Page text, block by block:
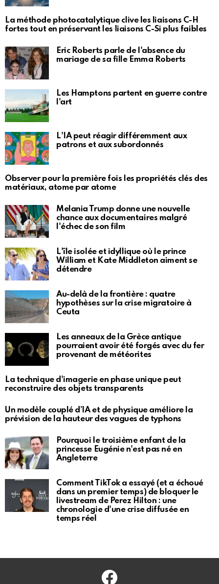
La méthode photocatalytique clive les liaisons C-H
fortes tout en préservant les liaisons C-Si plus faibles
Eric Roberts parle de l'absence du
mariage de sa fille Emma Roberts
Les Hamptons partent en guerre contre
l'art
L'IA peut réagir différemment aux
patrons et aux subordonnés
Observer pour la première fois les propriétés clés des
matériaux, atome par atome
Melania Trump donne une nouvelle
chance aux documentaires malgré
l'échec de son film
L'île isolée et idyllique où le prince
William et Kate Middleton aiment se
détendre
Au-delà de la frontière : quatre
hypothèses sur la crise migratoire à
Ceuta
Les anneaux de la Grèce antique
pourraient avoir été forgés avec du fer
provenant de météorites
La technique d'imagerie en phase unique peut
reconstruire des objets transparents
Un modèle couplé d’IA et de physique améliore la
prévision de la hauteur des vagues de typhons
Pourquoi le troisième enfant de la
princesse Eugénie n'est pas né en
Angleterre
Comment TikTok a essayé (et a échoué
dans un premier temps) de bloquer le
livestream de Perez Hilton : une
chronologie d'une crise diffusée en
temps réel
Facebook